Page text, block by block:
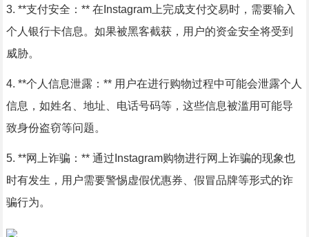
3. **支付安全：** 在Instagram上完成支付交易时，需要输入
个人银行卡信息。如果被黑客截获，用户的资金安全将受到
威胁。
4. **个人信息泄露：** 用户在进行购物过程中可能会泄露个人
信息，如姓名、地址、电话号码等，这些信息被滥用可能导
致身份盗窃等问题。
5. **网上诈骗：** 通过Instagram购物进行网上诈骗的现象也
时有发生，用户需要警惕虚假优惠券、假冒品牌等形式的诈
骗行为。